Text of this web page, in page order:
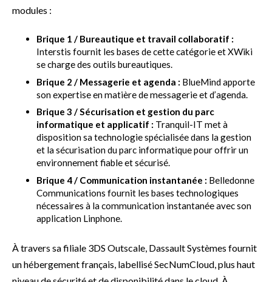
modules :
Brique 1 / Bureautique et travail collaboratif :
Interstis fournit les bases de cette catégorie et XWiki
se charge des outils bureautiques.
Brique 2 / Messagerie et agenda : BlueMind apporte
son expertise en matière de messagerie et d’agenda.
Brique 3 / Sécurisation et gestion du parc
informatique et applicatif : Tranquil-IT met à
disposition sa technologie spécialisée dans la gestion
et la sécurisation du parc informatique pour offrir un
environnement fiable et sécurisé.
Brique 4 / Communication instantanée : Belledonne
Communications fournit les bases technologiques
nécessaires à la communication instantanée avec son
application Linphone.
À travers sa filiale 3DS Outscale, Dassault Systèmes fournit
un hébergement français, labellisé SecNumCloud, plus haut